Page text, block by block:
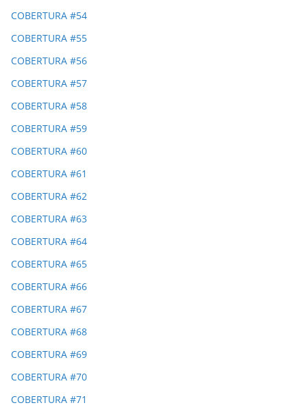
COBERTURA #54
COBERTURA #55
COBERTURA #56
COBERTURA #57
COBERTURA #58
COBERTURA #59
COBERTURA #60
COBERTURA #61
COBERTURA #62
COBERTURA #63
COBERTURA #64
COBERTURA #65
COBERTURA #66
COBERTURA #67
COBERTURA #68
COBERTURA #69
COBERTURA #70
COBERTURA #71